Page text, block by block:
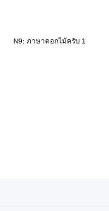
N9: ภาษาดอกไม้ครับ 1